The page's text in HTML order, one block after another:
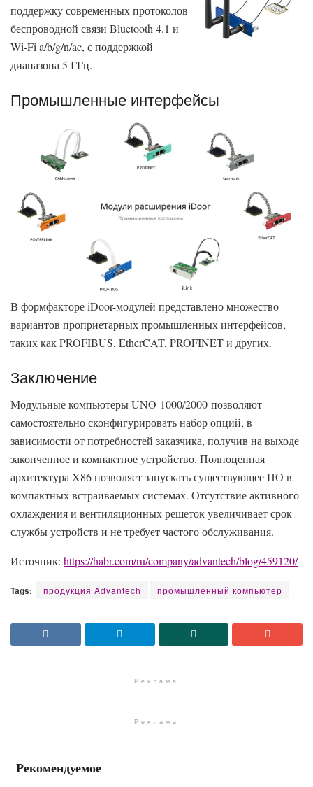
поддержку современных протоколов
беспроводной связи Bluetooth 4.1 и
Wi-Fi a/b/g/n/ac, с поддержкой
диапазона 5 ГГц.
Промышленные интерфейсы
В формфакторе iDoor-модулей представлено множество
вариантов проприетарных промышленных интерфейсов,
таких как PROFIBUS, EtherCAT, PROFINET и других.
Заключение
Модульные компьютеры UNO-1000/2000 позволяют
самостоятельно сконфигурировать набор опций, в
зависимости от потребностей заказчика, получив на выходе
законченное и компактное устройство. Полноценная
архитектура X86 позволяет запускать существующее ПО в
компактных встраиваемых системах. Отсутствие активного
охлаждения и вентиляционных решеток увеличивает срок
службы устройств и не требует частого обслуживания.
Источник: https://habr.com/ru/company/advantech/blog/459120/
Tags: продукция Advantech промышленный компьютер
Реклама
Реклама
Рекомендуемое